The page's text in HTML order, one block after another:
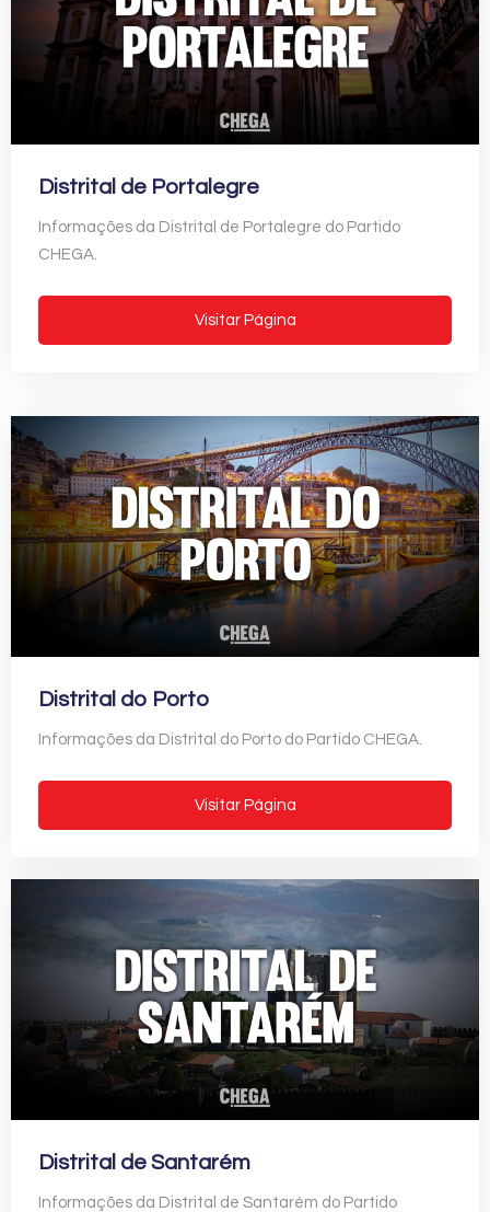
Distrital de Portalegre
Informações da Distrital de Portalegre do Partido
CHEGA.
Visitar Página
Distrital do Porto
Informações da Distrital do Porto do Partido CHEGA.
Visitar Página
Distrital de Santarém
Informações da Distrital de Santarém do Partido